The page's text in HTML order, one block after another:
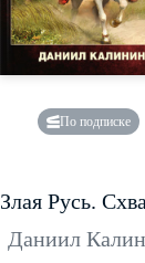
По подписке
Злая Русь.
Даниил